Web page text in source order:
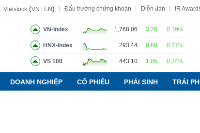
Vietstock (VN EN) Đấu trường chứng khoán Diễn đàn IR
VN-Index 1,768.06 3.28 0.19%
HNX-Index 293.44 0.80 0.27%
VS 100 443.10 1.05 0.24%
DOANH NGHIỆP CỔ PHIẾU PHÁI SINH TRÁI
Mã chứng khoán Lãnh đạo Báo cáo